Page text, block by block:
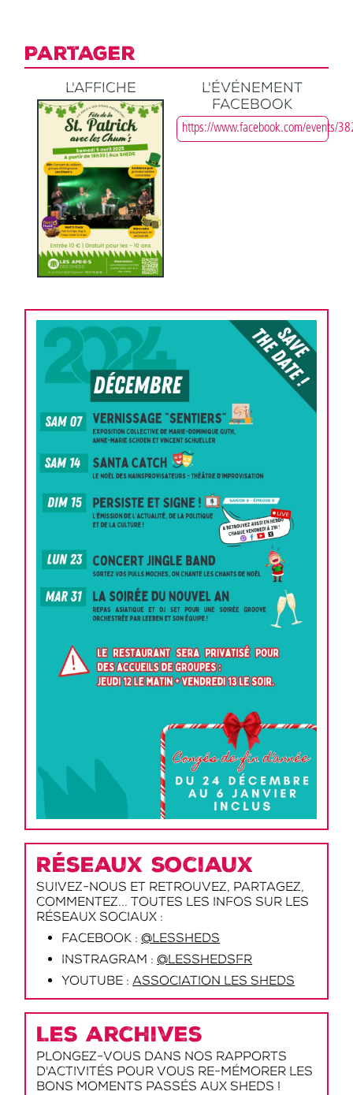
Partager
L'affiche
L'événement
Facebook
https://www.facebook.com/events/
Réseaux sociaux
Suivez-nous et retrouvez, partagez,
commentez... toutes les infos sur les
réseaux sociaux :
Facebook :@lessheds
Instragram :@lesshedsfr
Youtube :Association les Sheds
Les archives
Plongez-vous dans nos rapports
d'activités pour vous re-mémorer les
bons moments passés aux Sheds !